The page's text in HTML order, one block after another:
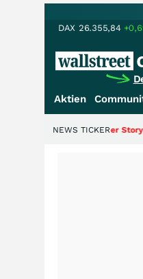
DAX 26.355,84
Aktien
Hälfte der Story?+++
NEWS TICKER